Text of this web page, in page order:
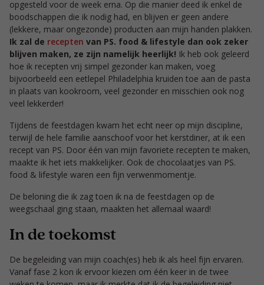
opgesteld voor de week erna. Op die manier deed ik enkel de
boodschappen die ik nodig had, en blijven er geen andere
(lekkere, maar ongezonde) producten aan mijn handen plakken.
Ik zal de recepten van PS. food & lifestyle dan ook zeker
blijven maken, ze zijn namelijk heerlijk! Ik heb ook geleerd
hoe ik recepten vrij simpel gezonder kan maken, voeg
bijvoorbeeld een eetlepel Philadelphia kruiden toe aan de pasta
in plaats van kookroom, veel gezonder en misschien ook nog
veel lekkerder!
Tijdens de feestdagen kwam het echt neer op mijn discipline,
terwijl de hele familie aanschoof voor het kerstdiner, at ik een
recept van PS. Door één van mijn favoriete recepten te maken,
maakte ik het iets makkelijker. Ook de chocolaatjes van PS.
food & lifestyle waren een fijn verwenmomentje.
De beloning die ik zag toen ik na de feestdagen op de
weegschaal ging staan, maakten het allemaal waard!
In de toekomst
De begeleiding van mijn coach(es) heb ik als heel fijn ervaren.
Vanaf fase 2 kon ik ervoor kiezen om één keer in de twee